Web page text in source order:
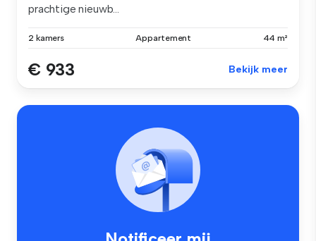
prachtige nieuwb...
2 kamers Appartement 44 m²
€ 933 Bekijk meer